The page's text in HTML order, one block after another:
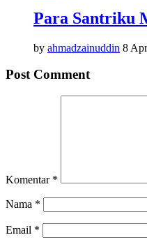
Para Santriku
by ahmadzainuddin 8
Post Comment
Komentar *
Nama *
Email *